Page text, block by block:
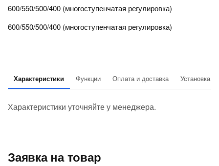
600/550/500/400 (многоступенчатая регулировка)
600/550/500/400 (многоступенчатая регулировка)
Характеристики Функции Оплата и доставка Установка
Характеристики уточняйте у менеджера.
Заявка на товар